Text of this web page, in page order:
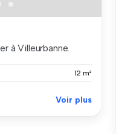
à Villeurbanne.
12 m²
Voir plus